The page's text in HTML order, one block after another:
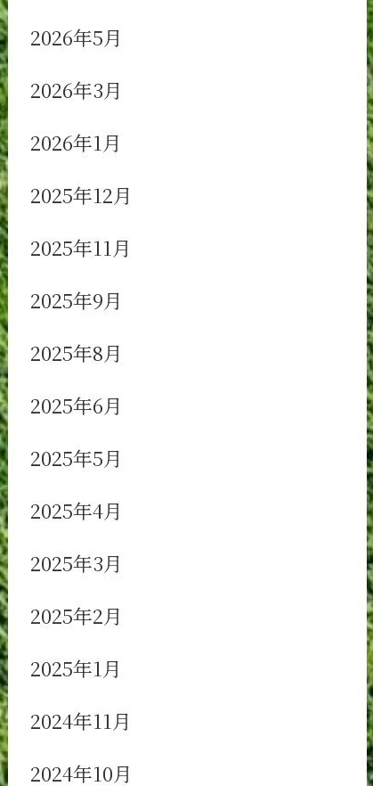
2026年5月
2026年3月
2026年1月
2025年12月
2025年11月
2025年9月
2025年8月
2025年6月
2025年5月
2025年4月
2025年3月
2025年2月
2025年1月
2024年11月
2024年10月